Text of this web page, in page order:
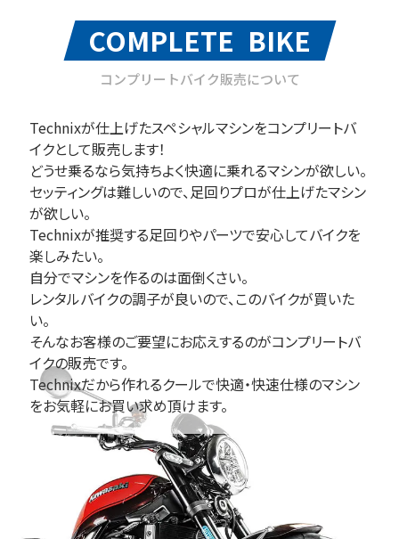
COMPLETE BIKE
コンプリートバイク販売について
Technixが仕上げたスペシャルマシンをコンプリートバ
イクとして販売します！
どうせ乗るなら気持ちよく快適に乗れるマシンが欲しい。
セッティングは難しいので、足回りプロが仕上げたマシン
が欲しい。
Technixが推奨する足回りやパーツで安心してバイクを
楽しみたい。
自分でマシンを作るのは面倒くさい。
レンタルバイクの調子が良いので、このバイクが買いた
い。
そんなお客様のご要望にお応えするのがコンプリートバ
イクの販売です。
Technixだから作れるクールで快適・快速仕様のマシン
をお気軽にお買い求め頂けます。